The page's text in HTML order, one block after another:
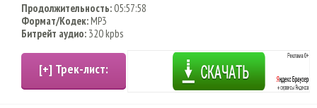
Продолжительность:05:57:58
Формат/Кодек:MP3
Битрейт аудио: 320 kpbs